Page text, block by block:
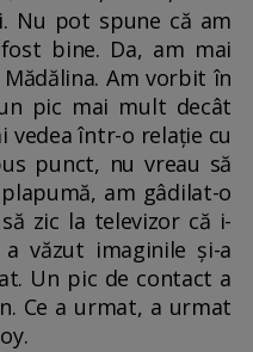
Nu pot spune că am
bine. Da, am mai
Am vorbit în
pic mai mult decât
vedea într-o relație cu
punct, nu vreau să
am gâdilat-o
zic la televizor că i-
văzut imaginile și-a
Un pic de contact a
Ce a urmat, a urmat